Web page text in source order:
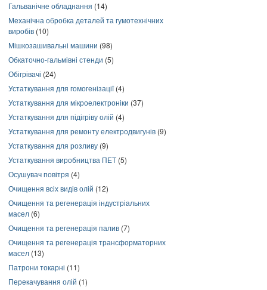
Гальванічне обладнання (14)
Механічна обробка деталей та гумотехнічних
виробів (10)
Мішкозашивальні машини (98)
Обкаточно-гальмівні стенди (5)
Обігрівачі (24)
Устаткування для гомогенізації(4)
Устаткування для мікроелектроніки (37)
Устаткування для підігріву олій (4)
Устаткування для ремонту електродвигунів (9)
Устаткування для розливу (9)
Устаткування виробництва ПЕТ (5)
Осушувач повітря (4)
Очищення всіх видів олій (12)
Очищення та регенерація індустріальних
масел (6)
Очищення та регенерація палив (7)
Очищення та регенерація трансформаторних
масел (13)
Патрони токарні (11)
Перекачування олій (1)